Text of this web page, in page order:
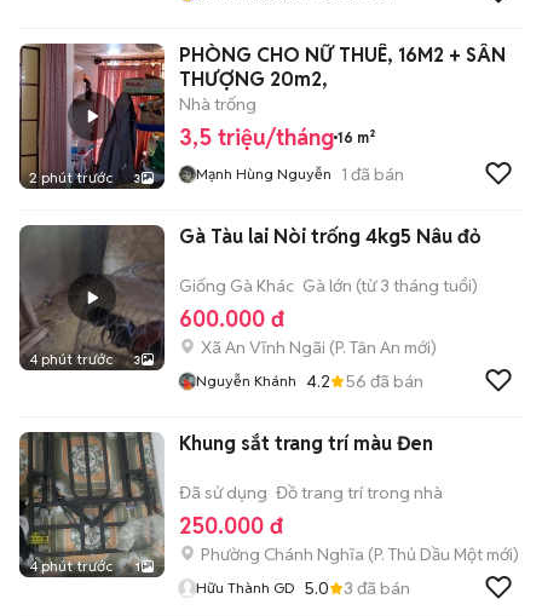
2 phút trước 3
PHÒNG CHO NỮ THUÊ, 16M2 + SÂN
THƯỢNG 20m2,
Nhà trống
3,5 triệu/tháng 16 m²
Mạnh Hùng Nguyễn 1 đã bán
4 phút trước 3
Gà Tàu lai Nòi trống 4kg5 Nâu đỏ
Giống Gà Khác Gà lớn (từ 3 tháng tuổi)
600.000 đ
Xã An Vĩnh Ngãi (P. Tân An mới)
Nguyễn Khánh 4.2 56 đã bán
4 phút trước 1
Khung sắt trang trí màu Đen
Đã sử dụng Đồ trang trí trong nhà
250.000 đ
Phường Chánh Nghĩa (P. Thủ Dầu Một mới)
Hữu Thành GD 5.0 3 đã bán